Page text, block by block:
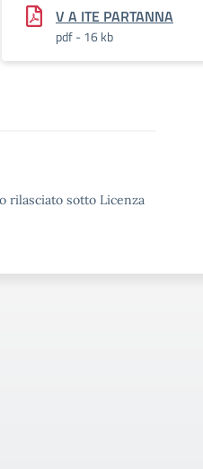
V A ITE PARTANNA
pdf - 16 kb
rilasciato sotto Licenza